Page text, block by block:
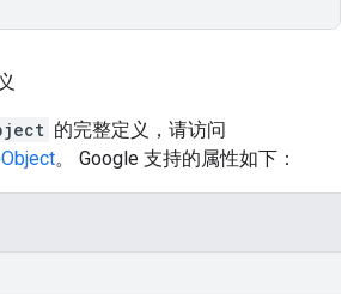
的完整定义，请访问
。 Google 支持的属性如下：